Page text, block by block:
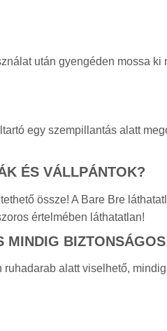
után gyengéden mossa
egy szempillantás alatt
ÉS VÁLLPÁNTOK?
össze! A Bare Bre
értelmében láthatatlan!
MINDIG
alatt viselhető,